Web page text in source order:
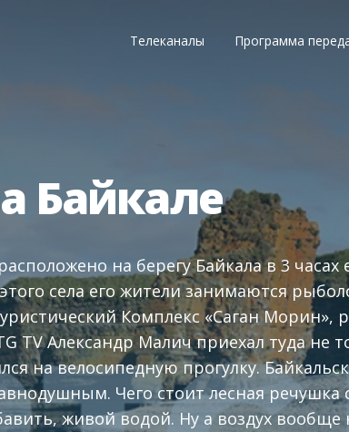
Телеканалы Программа
Байкале
на берегу Байкала в 3
села его жители занимаются
Комплекс «Саган Морин»,
TV Александр Малич приехал туда не
на велосипедную прогулку.
Чего стоит лесная речушка
живой водой. Ну а воздух вообще